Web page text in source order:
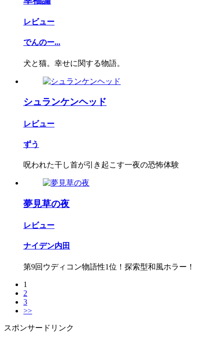
レビュー
でんのー...
犬と猫。幸せに関する物語。
シュランケンヘッド
レビュー
ずう
呪われた干し首が引き起こす一夜の恐怖体験
夢見草の夜
レビュー
ナイデン内田
第9回ウディコン物語性1位！探索型和風ホラー！
1
2
3
>>
スポンサードリンク